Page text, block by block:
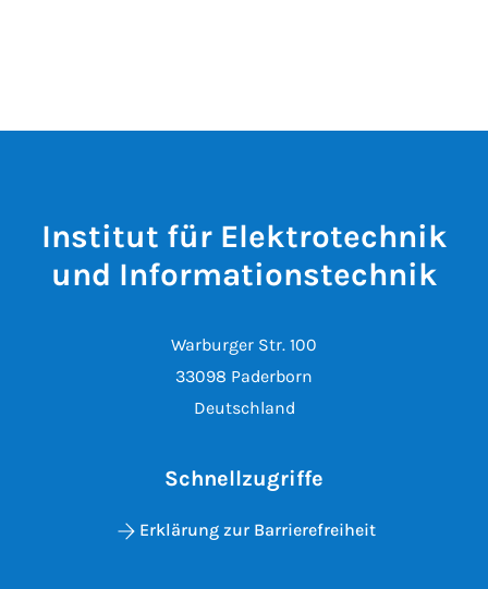
Institut für Elektrotechnik
und Informationstechnik
Warburger Str. 100
33098 Paderborn
Deutschland
Schnellzugriffe
Erklärung zur Barrierefreiheit